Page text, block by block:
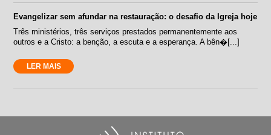
Evangelizar sem afundar na restauração: o desafio da Igreja hoje
Três ministérios, três serviços prestados permanentemente aos
outros e a Cristo: a benção, a escuta e a esperança. A bên�[...]
LER MAIS